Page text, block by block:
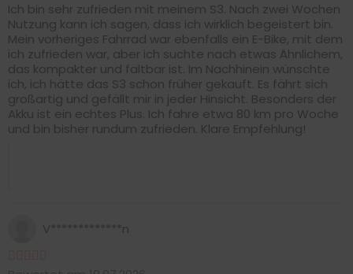
Ich bin sehr zufrieden mit meinem S3. Nach zwei Wochen
Nutzung kann ich sagen, dass ich wirklich begeistert bin.
Mein vorheriges Fahrrad war ebenfalls ein E-Bike, mit dem
ich zufrieden war, aber ich suchte nach etwas Ähnlichem,
das kompakter und faltbar ist. Im Nachhinein wünschte
ich, ich hätte das S3 schon früher gekauft. Es fährt sich
großartig und gefällt mir in jeder Hinsicht. Besonders der
Akku ist ein echtes Plus. Ich fahre etwa 80 km pro Woche
und bin bisher rundum zufrieden. Klare Empfehlung!
V*************n